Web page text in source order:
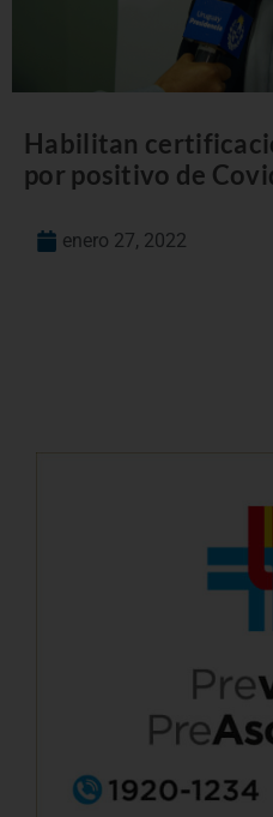
Habilitan
por positivo de
enero 27, 2022